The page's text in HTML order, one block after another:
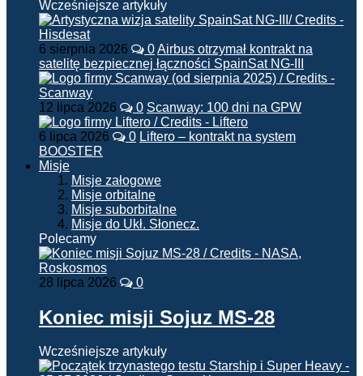
Wcześniejsze artykuły
6 sierpnia 2026 0Airbus otrzymał kontrakt na
satelitę bezpiecznej łączności SpainSat NG-III
12 lipca 2026 0 Scanway: 100 dni na GPW
6 lipca 2026 0 Liftero – kontrakt na system
BOOSTER
Misje
Misje załogowe
Misje orbitalne
Misje suborbitalne
Misje do Ukł. Słonecz.
Polecamy
28 lipca 2026 0
Koniec misji Sojuz MS-28
Wcześniejsze artykuły